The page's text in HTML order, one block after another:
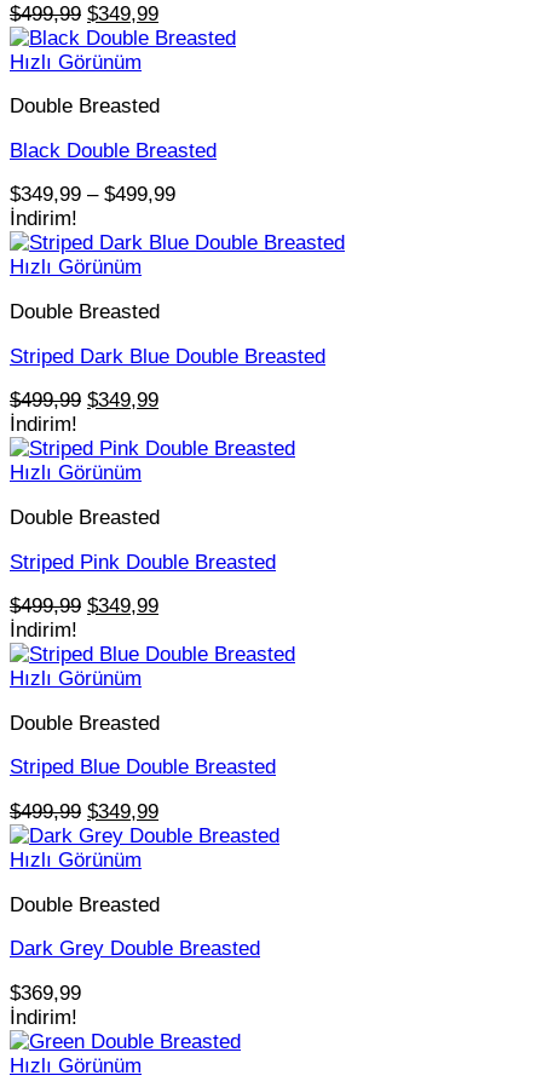
$499,99 Orijinal
fiyat:
$499,99.
$349,99Şu
andaki
Hızlı Görünüm
Double Breasted
Black Double Breasted
$349,99 – $499,99Fiyat
$349,99
İndirim!
Hızlı Görünüm
Double Breasted
Striped Dark Blue Double Breasted
$499,99 Orijinal
$499,99.
$349,99Şu
fiyat:
İndirim!
Hızlı Görünüm
Double Breasted
Striped Pink Double Breasted
$499,99 Orijinal
$499,99.
$349,99Şu
fiyat:
İndirim!
Hızlı Görünüm
Double Breasted
Striped Blue Double Breasted
$499,99 Orijinal
fiyat:
$499,99.
$349,99Şu
andaki
Hızlı Görünüm
Double Breasted
Dark Grey Double Breasted
$369,99
İndirim!
Hızlı Görünüm